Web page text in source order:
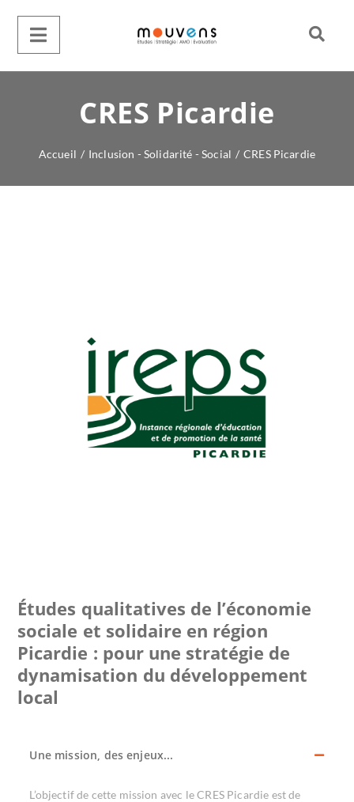
CRES Picardie
Accueil / Inclusion - Solidarité - Social / CRES Picardie
Études qualitatives de l’économie
sociale et solidaire en région
Picardie : pour une stratégie de
dynamisation du développement
local
Une mission, des enjeux...
L’objectif de cette mission avec le CRES Picardie est de